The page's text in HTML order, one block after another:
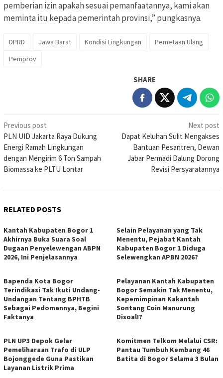
pemberian izin apakah sesuai pemanfaatannya, kami akan
meminta itu kepada pemerintah provinsi,” pungkasnya.
DPRD Jawa Barat Kondisi Lingkungan
Pemetaan Ulang
Pemprov
SHARE
Post
navigation
Previous post
PLN UID Jakarta Raya Dukung
Energi Ramah Lingkungan
dengan Mengirim 6 Ton Sampah
Biomassa ke PLTU Lontar
Next post
Dapat Keluhan Sulit Mengakses
Bantuan Pesantren, Dewan
Jabar Permadi Dalung Dorong
Revisi Persyaratannya
RELATED POSTS
Kantah Kabupaten Bogor 1
Akhirnya Buka Suara Soal
Dugaan Penyelewengan ABPN
2026, Ini Penjelasannya
Selain Pelayanan yang Tak
Menentu, Pejabat Kantah
Kabupaten Bogor 1 Diduga
Selewengkan APBN 2026?
Bapenda Kota Bogor
Terindikasi Tak Ikuti Undang-
Undangan Tentang BPHTB
Sebagai Pedomannya, Begini
Faktanya
Pelayanan Kantah Kabupaten
Bogor Semakin Tak Menentu,
Kepemimpinan Kakantah
Sontang Coin Manurung
Disoal!?
PLN UP3 Depok Gelar
Pemeliharaan Trafo di ULP
Bojonggede Guna Pastikan
Layanan Listrik Prima
Komitmen Telkom Melalui CSR:
Pantau Tumbuh Kembang 46
Batita di Bogor Selama 3 Bulan